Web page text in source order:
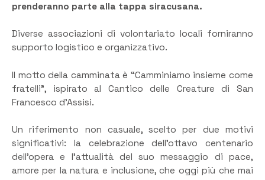
prenderanno parte alla tappa siracusana.
Diverse associazioni di volontariato locali forniranno
supporto logistico e organizzativo.
Il motto della camminata è “Camminiamo insieme come
fratelli”, ispirato al Cantico delle Creature di San
Francesco d’Assisi.
Un riferimento non casuale, scelto per due motivi
significativi: la celebrazione dell’ottavo centenario
dell’opera e l’attualità del suo messaggio di pace,
amore per la natura e inclusione, che oggi più che mai